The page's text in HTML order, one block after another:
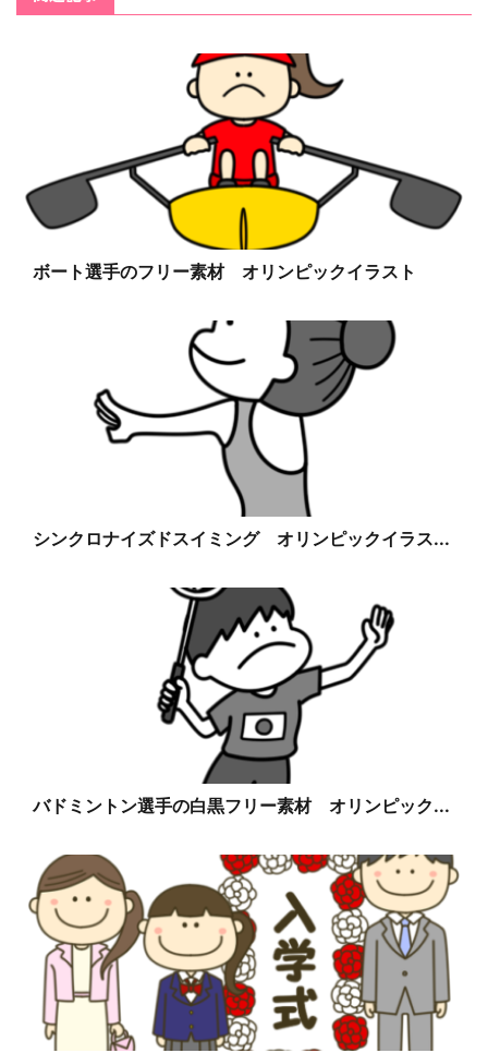
ボート選手のフリー素材 オリンピックイラスト
シンクロナイズドスイミング オリンピックイラス...
バドミントン選手の白黒フリー素材 オリンピック...